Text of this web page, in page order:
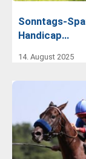
Sonntags-
Handicap…
14. August 2025